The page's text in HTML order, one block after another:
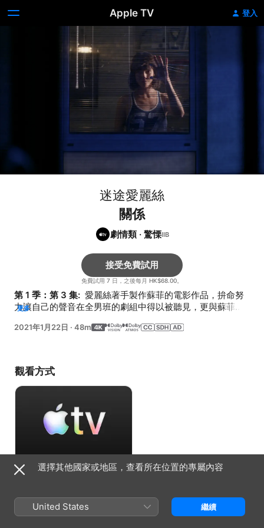
Apple TV 登入
迷途愛麗絲
關係
劇情類 · 驚慄
免費試用 7 日，之後每月 HK$68.00。
接受免費試用
第 1 季：第 3 集: 愛麗絲著手製作蘇菲的電影作品，拚命努
力讓自己的聲音在全男班的劇組中得以被聽見，更與蘇菲在
更多
2021年1月22日 · 48m
觀看方式
接受免費試用
免費試用 7 日，之後每月 HK$68.00。
選擇其他國家或地區，查看所在位置的專屬內容
United States 繼續